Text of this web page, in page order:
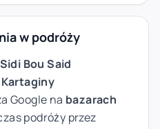
w podróży
Sidi Bou Said
Google na bazarach
podróży przez